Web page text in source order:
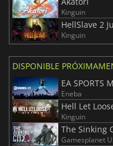
Kinguin
HellSlave 2
Kinguin
DISPONIBLE
EA SPORTS
Eneba
Hell Let
Kinguin
The Sinking
Gamesplanet